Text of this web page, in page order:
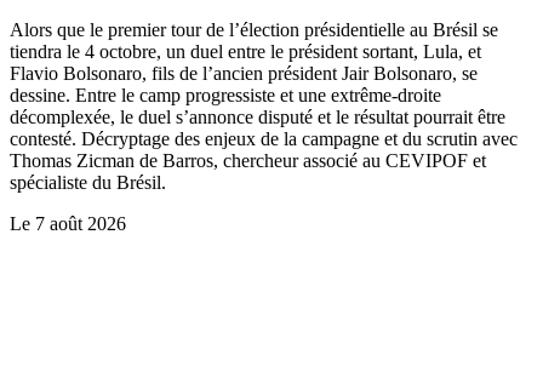
Alors que le premier tour de l’élection présidentielle au Brésil se
tiendra le 4 octobre, un duel entre le président sortant, Lula, et
Flavio Bolsonaro, fils de l’ancien président Jair Bolsonaro, se
dessine. Entre le camp progressiste et une extrême-droite
décomplexée, le duel s’annonce disputé et le résultat pourrait être
contesté. Décryptage des enjeux de la campagne et du scrutin avec
Thomas Zicman de Barros, chercheur associé au CEVIPOF et
spécialiste du Brésil.
Le 7 août 2026